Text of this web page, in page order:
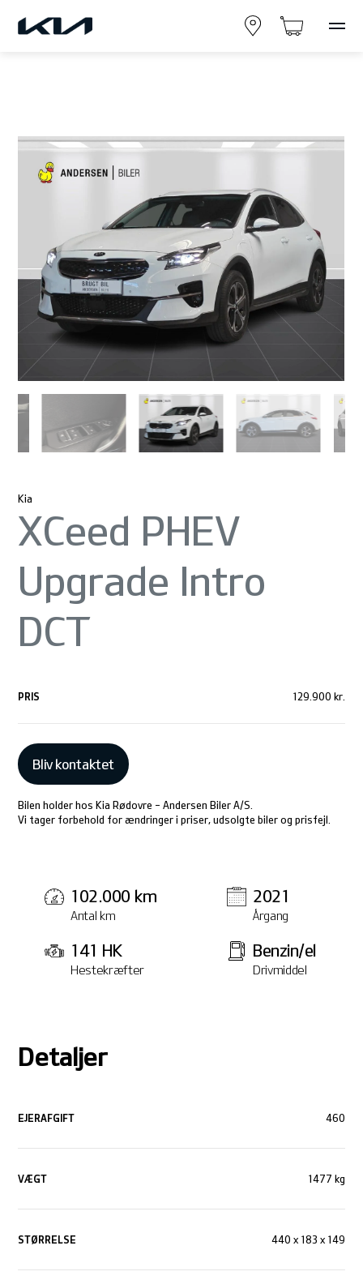
Kia
XCeed PHEV
Upgrade Intro
DCT
PRIS 129.900 kr.
Bliv kontaktet
Bilen holder hos Kia Rødovre - Andersen Biler A/S.
Vi tager forbehold for ændringer i priser, udsolgte biler og prisfejl.
102.000 km
Antal km
2021
Årgang
141 HK
Hestekræfter
Benzin/el
Drivmiddel
Detaljer
EJERAFGIFT 460
VÆGT 1477 kg
STØRRELSE 440 x 183 x 149